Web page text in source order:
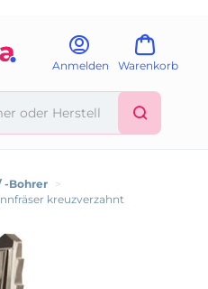
Anmelden Warenkorb
-Bohrer >
kreuzverzahnt